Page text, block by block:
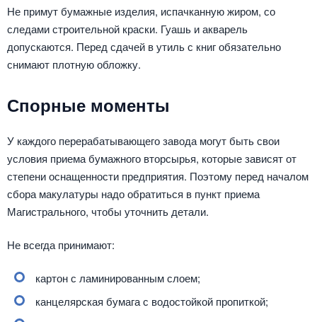
Не примут бумажные изделия, испачканную жиром, со
следами строительной краски. Гуашь и акварель
допускаются. Перед сдачей в утиль с книг обязательно
снимают плотную обложку.
Спорные моменты
У каждого перерабатывающего завода могут быть свои
условия приема бумажного вторсырья, которые зависят от
степени оснащенности предприятия. Поэтому перед началом
сбора макулатуры надо обратиться в пункт приема
Магистрального, чтобы уточнить детали.
Не всегда принимают:
картон с ламинированным слоем;
канцелярская бумага с водостойкой пропиткой;